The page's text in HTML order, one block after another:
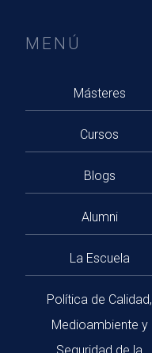
MENÚ
Másteres
Cursos
Blogs
Alumni
La Escuela
Política de Calidad,
Medioambiente y